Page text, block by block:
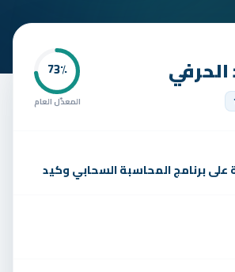
73٪
المعدّل العام
على برنامج المحاسبة السحابي وكيد